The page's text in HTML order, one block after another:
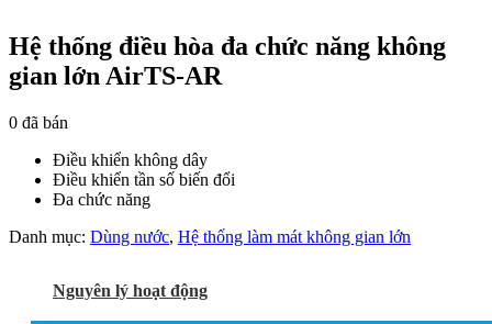
Hệ thống điều hòa đa chức năng không
gian lớn AirTS-AR
0 đã bán
Điều khiển không dây
Điều khiển tần số biến đổi
Đa chức năng
Danh mục: Dùng nước, Hệ thống làm mát không gian lớn
Nguyên lý hoạt động